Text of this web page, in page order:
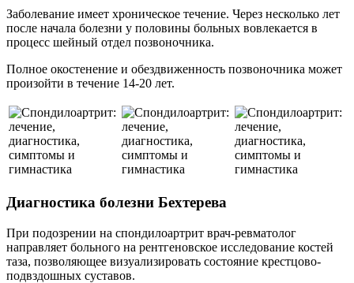
Заболевание имеет хроническое течение. Через несколько лет
после начала болезни у половины больных вовлекается в
процесс шейный отдел позвоночника.
Полное окостенение и обездвиженность позвоночника может
произойти в течение 14-20 лет.
Диагностика болезни Бехтерева
При подозрении на спондилоартрит врач-ревматолог
направляет больного на рентгеновское исследование костей
таза, позволяющее визуализировать состояние крестцово-
подвздошных суставов.